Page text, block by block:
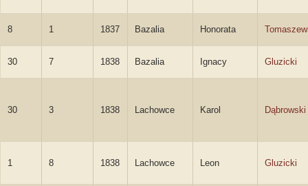
8 1 1837 Bazalia Honorata
30 7 1838 Bazalia Ignacy Gluzicki
30 3 1838 Lachowce Karol Dąbrowski
1 8 1838 Lachowce Leon Gluzicki